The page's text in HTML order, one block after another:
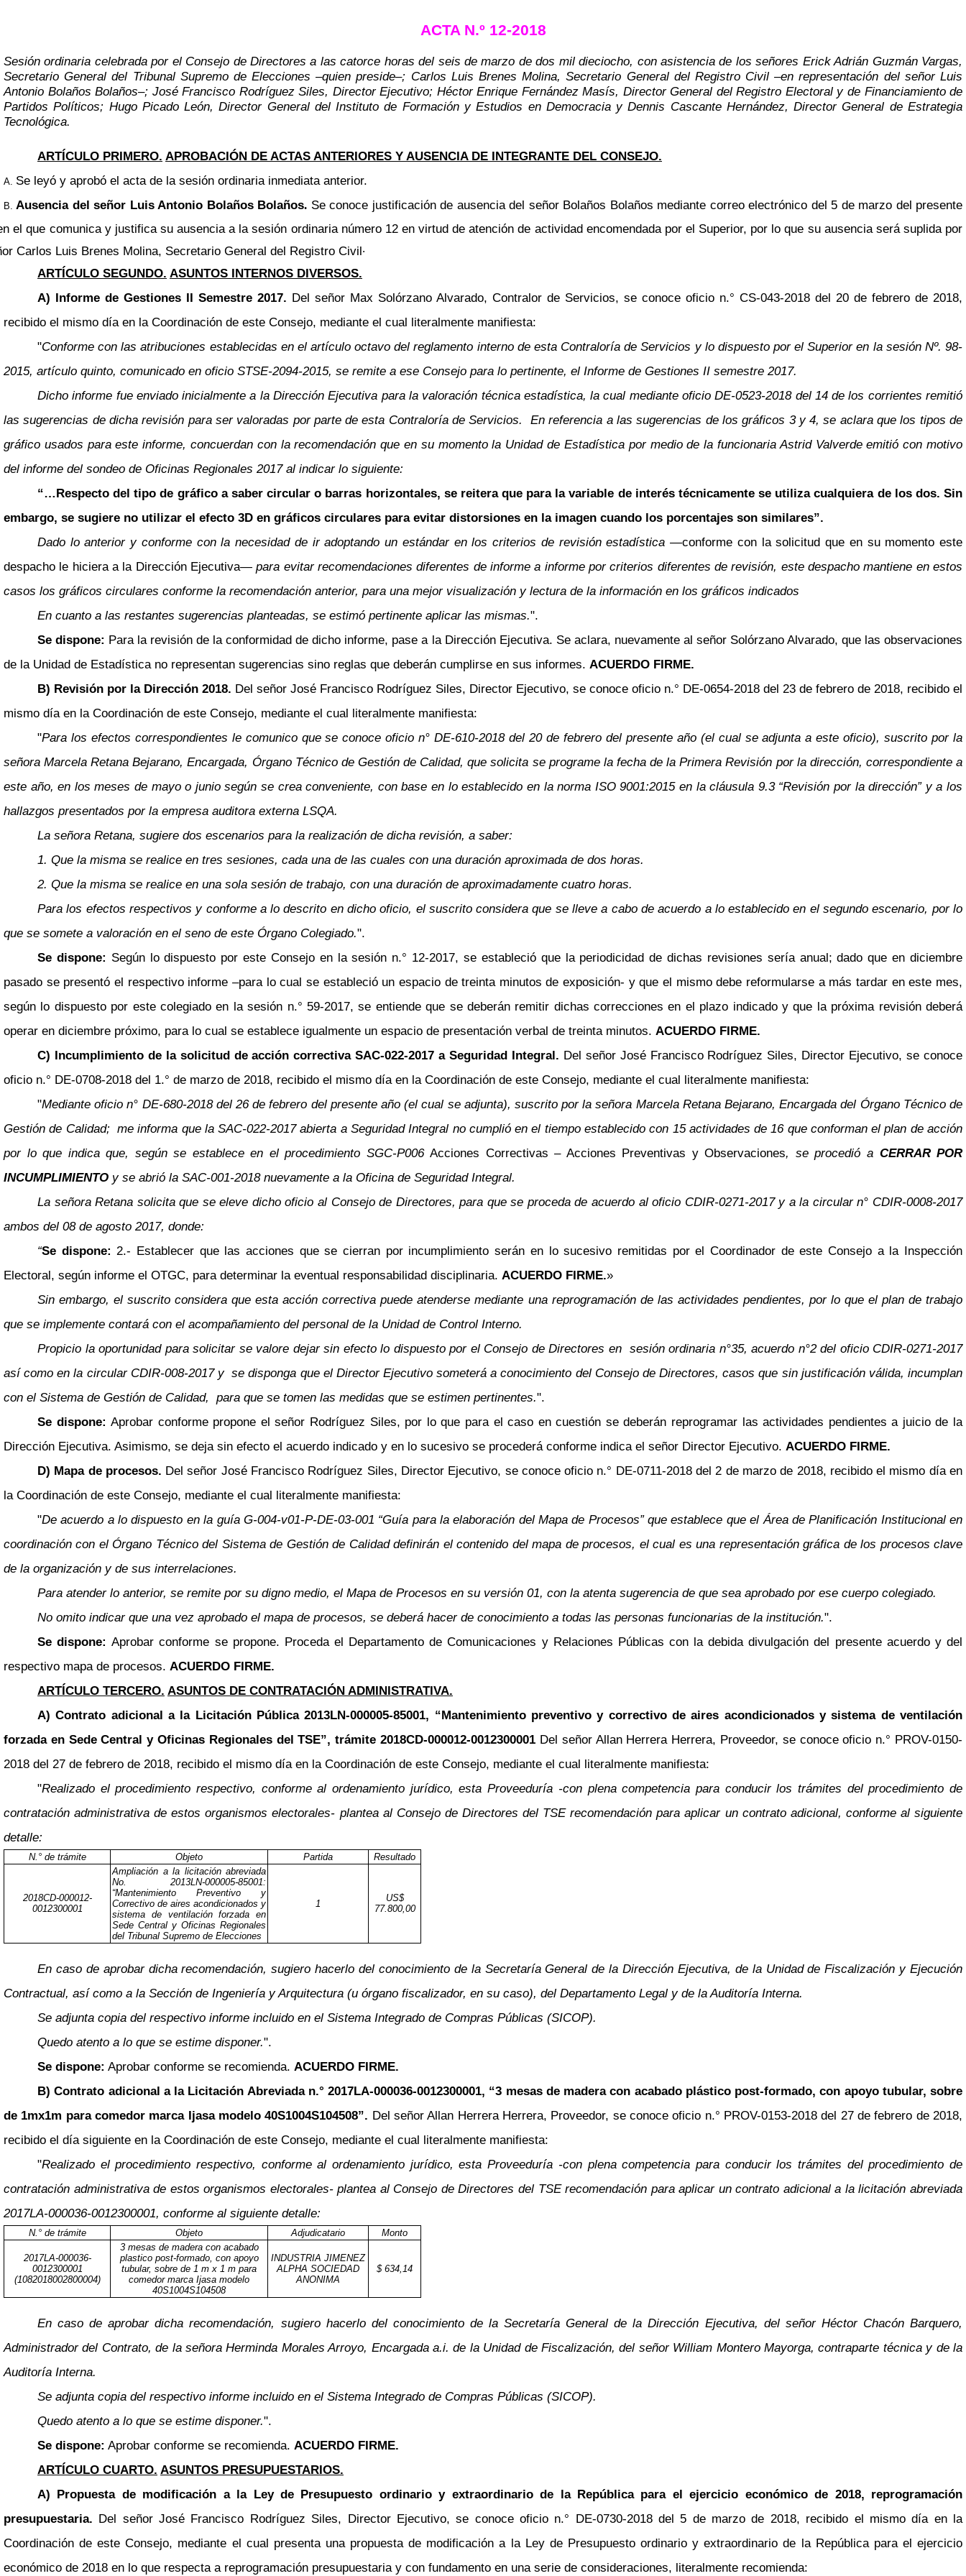
ACTA N.º 12-2018
Sesión ordinaria celebrada por el Consejo de Directores a las catorce horas del seis de marzo de dos mil dieciocho, con asistencia de los señores Erick Adrián Guzmán Vargas,
Secretario General del Tribunal Supremo de Elecciones–quien preside–; Carlos Luis Brenes Molina, Secretario General del Registro Civil–en representación del señor Luis
Antonio Bolaños Bolaños–; José Francisco Rodríguez Siles, Director Ejecutivo; Héctor Enrique Fernández Masís, Director General del Registro Electoral y de Financiamiento de
Partidos Políticos; Hugo Picado León, Director General del Instituto de Formación y Estudios en Democracia y Dennis Cascante Hernández, Director General de Estrategia
Tecnológica.
ARTÍCULO PRIMERO. APROBACIÓN DE ACTAS ANTERIORES Y AUSENCIA DE INTEGRANTE DEL CONSEJO.
Se leyó y aprobó el acta de la sesión ordinaria inmediata anterior.
Ausencia del señor Luis Antonio Bolaños Bolaños. Se conoce justificación de ausencia del señor Bolaños Bolaños mediante correo electrónico del 5 de marzo del presente
el que comunica y justifica su ausencia a la sesión ordinaria número 12 en virtud de atención de actividad encomendada por el Superior, por lo que su ausencia será suplida por
Carlos Luis Brenes Molina, Secretario General del Registro Civil.
ARTÍCULO SEGUNDO. ASUNTOS INTERNOS DIVERSOS.
A) Informe de Gestiones II Semestre 2017. Del señor Max Solórzano Alvarado, Contralor de Servicios, se conoce oficio n.° CS-043-2018 del 20 de febrero de 2018,
recibido el mismo día en la Coordinación de este Consejo, mediante el cual literalmente manifiesta:
"Conforme con las atribuciones establecidas en el artículo octavo del reglamento interno de esta Contraloría de Servicios y lo dispuesto por el Superior en la sesión Nº. 98-
2015, artículo quinto, comunicado en oficio STSE-2094-2015, se remite a ese Consejo para lo pertinente, el Informe de Gestiones II semestre 2017.
Dicho informe fue enviado inicialmente a la Dirección Ejecutiva para la valoración técnica estadística, la cual mediante oficio DE-0523-2018 del 14 de los corrientes remitió
las sugerencias de dicha revisión para ser valoradas por parte de esta Contraloría de Servicios. En referencia a las sugerencias de los gráficos 3 y 4, se aclara que los tipos de
gráfico usados para este informe, concuerdan con la recomendación que en su momento la Unidad de Estadística por medio de la funcionaria Astrid Valverde emitió con motivo
del informe del sondeo de Oficinas Regionales 2017 al indicar lo siguiente:
“…Respecto del tipo de gráfico a saber circular o barras horizontales, se reitera que para la variable de interés técnicamente se utiliza cualquiera de los dos. Sin
embargo, se sugiere no utilizar el efecto 3D en gráficos circulares para evitar distorsiones en la imagen cuando los porcentajes son similares”.
Dado lo anterior y conforme con la necesidad de ir adoptando un estándar en los criterios de revisión estadística—conforme con la solicitud que en su momento este
despacho le hiciera a la Dirección Ejecutiva— para evitar recomendaciones diferentes de informe a informe por criterios diferentes de revisión, este despacho mantiene en estos
casos los gráficos circulares conforme la recomendación anterior, para una mejor visualización y lectura de la información en los gráficos indicados
En cuanto a las restantes sugerencias planteadas, se estimó pertinente aplicar las mismas.".
Se dispone: Para la revisión de la conformidad de dicho informe, pase a la Dirección Ejecutiva. Se aclara, nuevamente al señor Solórzano Alvarado, que las observaciones
de la Unidad de Estadística no representan sugerencias sino reglas que deberán cumplirse en sus informes. ACUERDO FIRME.
B) Revisión por la Dirección 2018. Del señor José Francisco Rodríguez Siles, Director Ejecutivo, se conoce oficio n.° DE-0654-2018 del 23 de febrero de 2018, recibido el
mismo día en la Coordinación de este Consejo, mediante el cual literalmente manifiesta:
"Para los efectos correspondientes le comunico que se conoce oficio n° DE-610-2018 del 20 de febrero del presente año (el cual se adjunta a este oficio), suscrito por la
señora Marcela Retana Bejarano, Encargada, Órgano Técnico de Gestión de Calidad, que solicita se programe la fecha de la Primera Revisión por la dirección, correspondiente a
este año, en los meses de mayo o junio según se crea conveniente, con base en lo establecido en la norma ISO 9001:2015 en la cláusula 9.3 “Revisión por la dirección” y a los
hallazgos presentados por la empresa auditora externa LSQA.
La señora Retana, sugiere dos escenarios para la realización de dicha revisión, a saber:
1. Que la misma se realice en tres sesiones, cada una de las cuales con una duración aproximada de dos horas.
2. Que la misma se realice en una sola sesión de trabajo, con una duración de aproximadamente cuatro horas.
Para los efectos respectivos y conforme a lo descrito en dicho oficio, el suscrito considera que se lleve a cabo de acuerdo a lo establecido en el segundo escenario, por lo
que se somete a valoración en el seno de este Órgano Colegiado.".
Se dispone: Según lo dispuesto por este Consejo en la sesión n.° 12-2017, se estableció que la periodicidad de dichas revisiones sería anual; dado que en diciembre
pasado se presentó el respectivo informe –para lo cual se estableció un espacio de treinta minutos de exposición- y que el mismo debe reformularse a más tardar en este mes,
según lo dispuesto por este colegiado en la sesión n.° 59-2017, se entiende que se deberán remitir dichas correcciones en el plazo indicado y que la próxima revisión deberá
operar en diciembre próximo, para lo cual se establece igualmente un espacio de presentación verbal de treinta minutos. ACUERDO FIRME.
C) Incumplimiento de la solicitud de acción correctiva SAC-022-2017 a Seguridad Integral. Del señor José Francisco Rodríguez Siles, Director Ejecutivo, se conoce
oficio n.° DE-0708-2018 del 1.° de marzo de 2018, recibido el mismo día en la Coordinación de este Consejo, mediante el cual literalmente manifiesta:
"Mediante oficio n° DE-680-2018 del 26 de febrero del presente año (el cual se adjunta), suscrito por la señora Marcela Retana Bejarano, Encargada del Órgano Técnico de
Gestión de Calidad; me informa que la SAC-022-2017 abierta a Seguridad Integral no cumplió en el tiempo establecido con 15 actividades de 16 que conforman el plan de acción
por lo que indica que, según se establece en el procedimiento SGC-P006Acciones Correctivas–Acciones Preventivas y Observaciones, se procedió a CERRAR POR
INCUMPLIMIENTO y se abrió la SAC-001-2018 nuevamente a la Oficina de Seguridad Integral.
La señora Retana solicita que se eleve dicho oficio al Consejo de Directores, para que se proceda de acuerdo al oficio CDIR-0271-2017 y a la circular n° CDIR-0008-2017
ambos del 08 de agosto 2017, donde:
“Se dispone: 2.- Establecer que las acciones que se cierran por incumplimiento serán en lo sucesivo remitidas por el Coordinador de este Consejo a la Inspección
Electoral, según informe el OTGC, para determinar la eventual responsabilidad disciplinaria. ACUERDO FIRME.»
Sin embargo, el suscrito considera que esta acción correctiva puede atenderse mediante una reprogramación de las actividades pendientes, por lo que el plan de trabajo
que se implemente contará con el acompañamiento del personal de la Unidad de Control Interno.
Propicio la oportunidad para solicitar se valore dejar sin efecto lo dispuesto por el Consejo de Directores en sesión ordinaria n°35, acuerdo n°2 del oficio CDIR-0271-2017
así como en la circular CDIR-008-2017 y se disponga que el Director Ejecutivo someterá a conocimiento del Consejo de Directores, casos que sin justificación válida, incumplan
con el Sistema de Gestión de Calidad, para que se tomen las medidas que se estimen pertinentes.".
Se dispone:Aprobar conforme propone el señor Rodríguez Siles, por lo que para el caso en cuestión se deberán reprogramar las actividades pendientes a juicio de la
Dirección Ejecutiva. Asimismo, se deja sin efecto el acuerdo indicado y en lo sucesivo se procederá conforme indica el señor Director Ejecutivo. ACUERDO FIRME.
D) Mapa de procesos. Del señor José Francisco Rodríguez Siles, Director Ejecutivo, se conoce oficio n.° DE-0711-2018 del 2 de marzo de 2018, recibido el mismo día en
la Coordinación de este Consejo, mediante el cual literalmente manifiesta:
"De acuerdo a lo dispuesto en la guía G-004-v01-P-DE-03-001 “Guía para la elaboración del Mapa de Procesos” que establece que el Área de Planificación Institucional en
coordinación con el Órgano Técnico del Sistema de Gestión de Calidad definirán el contenido del mapa de procesos, el cual es una representación gráfica de los procesos clave
de la organización y de sus interrelaciones.
Para atender lo anterior, se remite por su digno medio, el Mapa de Procesos en su versión 01, con la atenta sugerencia de que sea aprobado por ese cuerpo colegiado.
No omito indicar que una vez aprobado el mapa de procesos, se deberá hacer de conocimiento a todas las personas funcionarias de la institución.".
Se dispone:Aprobar conforme se propone. Proceda el Departamento de Comunicaciones y Relaciones Públicas con la debida divulgación del presente acuerdo y del
respectivo mapa de procesos. ACUERDO FIRME.
ARTÍCULO TERCERO. ASUNTOS DE CONTRATACIÓN ADMINISTRATIVA.
A) Contrato adicional a la Licitación Pública 2013LN-000005-85001, “Mantenimiento preventivo y correctivo de aires acondicionados y sistema de ventilación
forzada en Sede Central y Oficinas Regionales del TSE”, trámite 2018CD-000012-0012300001 Del señor Allan Herrera Herrera, Proveedor, se conoce oficio n.° PROV-0150-
2018 del 27 de febrero de 2018, recibido el mismo día en la Coordinación de este Consejo, mediante el cual literalmente manifiesta:
"Realizado el procedimiento respectivo, conforme al ordenamiento jurídico, esta Proveeduría -con plena competencia para conducir los trámites del procedimiento de
contratación administrativa de estos organismos electorales- plantea al Consejo de Directores del TSE recomendación para aplicar un contrato adicional, conforme al siguiente
detalle:
N.° de trámite Objeto Partida Resultado
2018CD-000012-
0012300001
Ampliación a la licitación abreviada
No. 2013LN-000005-85001:
“Mantenimiento Preventivo y
Correctivo de aires acondicionados y
sistema de ventilación forzada en
Sede Central y Oficinas Regionales
del Tribunal Supremo de Elecciones
1
US$
77.800,00
En caso de aprobar dicha recomendación, sugiero hacerlo del conocimiento de la Secretaría General de la Dirección Ejecutiva, de la Unidad de Fiscalización y Ejecución
Contractual, así como a la Sección de Ingeniería y Arquitectura (u órgano fiscalizador, en su caso), del Departamento Legal y de la Auditoría Interna.
Se adjunta copia del respectivo informe incluido en el Sistema Integrado de Compras Públicas (SICOP).
Quedo atento a lo que se estime disponer.".
Se dispone: Aprobar conforme se recomienda. ACUERDO FIRME.
B) Contrato adicional a la Licitación Abreviada n.° 2017LA-000036-0012300001, “3 mesas de madera con acabado plástico post-formado, con apoyo tubular, sobre
de 1mx1m para comedor marca Ijasa modelo 40S1004S104508”. Del señor Allan Herrera Herrera, Proveedor, se conoce oficio n.° PROV-0153-2018 del 27 de febrero de 2018,
recibido el día siguiente en la Coordinación de este Consejo, mediante el cual literalmente manifiesta:
"Realizado el procedimiento respectivo, conforme al ordenamiento jurídico, esta Proveeduría -con plena competencia para conducir los trámites del procedimiento de
contratación administrativa de estos organismos electorales- plantea al Consejo de Directores del TSE recomendación para aplicar un contrato adicional a la licitación abreviada
2017LA-000036-0012300001, conforme al siguiente detalle:
N.° de trámite Objeto Adjudicatario Monto
2017LA-000036-
0012300001
(1082018002800004)
3 mesas de madera con acabado
plastico post-formado, con apoyo
tubular, sobre de 1 m x 1 m para
comedor marca Ijasa modelo
40S1004S104508
INDUSTRIA JIMENEZ
ALPHA SOCIEDAD
ANONIMA
$ 634,14
En caso de aprobar dicha recomendación, sugiero hacerlo del conocimiento de la Secretaría General de la Dirección Ejecutiva, del señor Héctor Chacón Barquero,
Administrador del Contrato, de la señora Herminda Morales Arroyo, Encargada a.i. de la Unidad de Fiscalización, del señor William Montero Mayorga, contraparte técnica y de la
Auditoría Interna.
Se adjunta copia del respectivo informe incluido en el Sistema Integrado de Compras Públicas (SICOP).
Quedo atento a lo que se estime disponer.".
Se dispone: Aprobar conforme se recomienda. ACUERDO FIRME.
ARTÍCULO CUARTO. ASUNTOS PRESUPUESTARIOS.
A) Propuesta de modificación a la Ley de Presupuesto ordinario y extraordinario de la República para el ejercicio económico de 2018, reprogramación
presupuestaria. Del señor José Francisco Rodríguez Siles, Director Ejecutivo, se conoce oficio n.° DE-0730-2018 del 5 de marzo de 2018, recibido el mismo día en la
Coordinación de este Consejo, mediante el cual presenta una propuesta de modificación a la Ley de Presupuesto ordinario y extraordinario de la República para el ejercicio
económico de 2018 en lo que respecta a reprogramación presupuestaria y con fundamento en una serie de consideraciones, literalmente recomienda: